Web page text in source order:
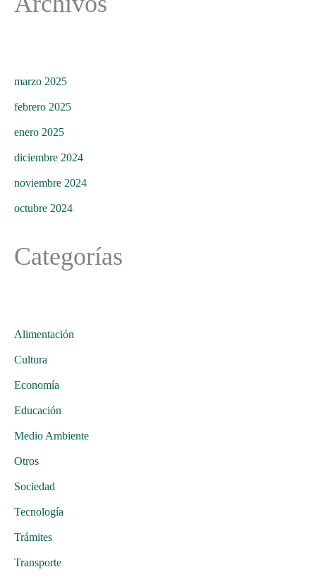
marzo 2025
febrero 2025
enero 2025
diciembre 2024
noviembre 2024
octubre 2024
Categorías
Alimentación
Cultura
Economía
Educación
Medio Ambiente
Otros
Sociedad
Tecnología
Trámites
Transporte